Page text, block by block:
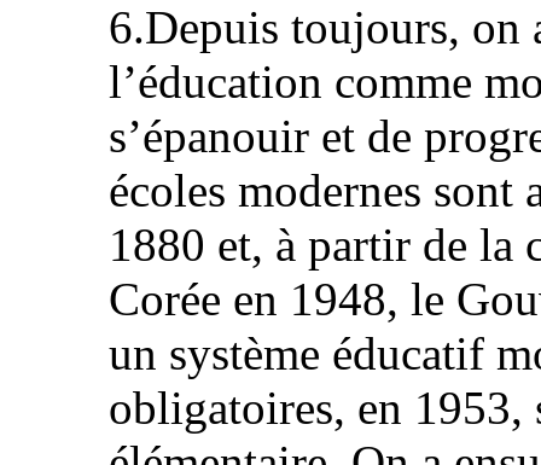
6.Depuis toujours, on
l’éducation comme
s’épanouir et de
écoles modernes sont
1880 et, à partir de la
Corée en 1948, le
un système éducatif
obligatoires, en 1953,